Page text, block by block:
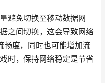
避免切换至移动数据网
之间切换，这会导致网络
畅度，同时也可能增加流
时，保持网络稳定是节省